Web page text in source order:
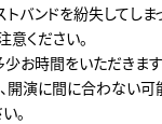
バンドを紛失してしま
ください。
お時間をいただきま
開演に間に合わない可
。